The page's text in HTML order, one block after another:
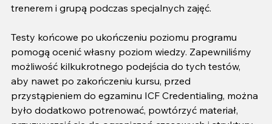
trenerem i grupą podczas specjalnych zajęć.
Testy końcowe po ukończeniu poziomu programu
pomogą ocenić własny poziom wiedzy. Zapewniliśmy
możliwość kilkukrotnego podejścia do tych testów,
aby nawet po zakończeniu kursu, przed
przystąpieniem do egzaminu ICF Credentialing, można
było dodatkowo potrenować, powtórzyć materiał,